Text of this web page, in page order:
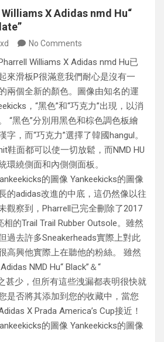
X Adidas nmd Hu“
No Comments
Williams X Adidas nmd Hu已
來滑板P很滿意我們耐心是沒有一
兩個全新的顏色。圖像由知名的運
，“黑色”和“巧克力”出現，以消
“黑色”分別用黑色和棕色調色板繪
，而“巧克力”選擇了韓國hangul。
鞋面都可以使一切放鬆，而NMD HU
環繞側面和內側側面板。
的圖像 Yankeekicks的圖像
的adidas改進的中底，這仍然像以往
觀察到，Pharrell已完全刪除了2017
相的Trail Trail Rubber Outsole。雖然
過去許多Sneakerheads實際上對此
高興他實際上在聽他的粉絲。 雖然
NMD Hu“ Black”＆“
甚少，但所有這些洩漏都表明很快就
是否將其添加到您的收藏中，當您
X Prada America’s Cup接近！
的圖像 Yankeekicks的圖像